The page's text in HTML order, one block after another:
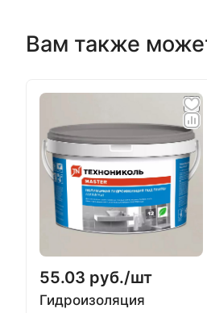
Вам также
55.03 руб./шт
Гидроизоляция